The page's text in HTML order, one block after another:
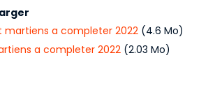
martiens a completer 2022 (4.6 Mo)
a completer 2022(2.03 Mo)